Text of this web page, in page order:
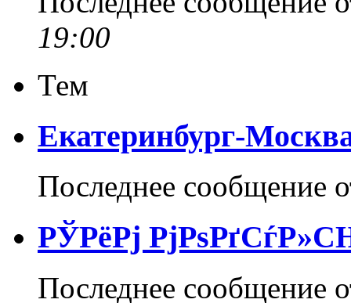
19:00
Тем
Екатеринбург-
Последнее сообщение
РЎРёРј
Последнее сообщение